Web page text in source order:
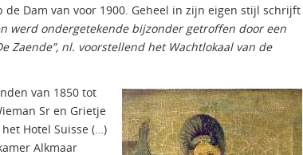
Dam van voor 1900. Geheel in zijn eigen stijl schrijft
werd ondergetekende bijzonder getroffen door een
Zaende”, nl. voorstellend het Wachtlokaal van de
van 1850 tot
Sr en Grietje
Hotel Suisse (…)
Alkmaar